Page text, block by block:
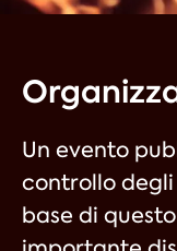
Un evento
controllo degli
base di